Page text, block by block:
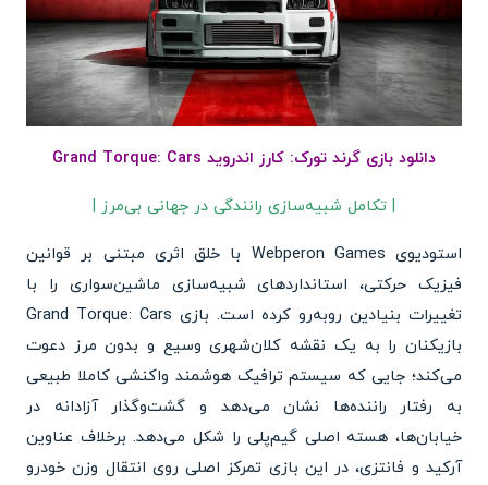
دانلود بازی گرند تورک: کارز اندروید Grand Torque: Cars
| تکامل شبیه‌سازی رانندگی در جهانی بی‌مرز |
استودیوی Webperon Games با خلق اثری مبتنی بر قوانین
فیزیک حرکتی، استانداردهای شبیه‌سازی ماشین‌سواری را با
تغییرات بنیادین روبه‌رو کرده است. بازی Grand Torque: Cars
بازیکنان را به یک نقشه کلان‌شهری وسیع و بدون مرز دعوت
می‌کند؛ جایی که سیستم ترافیک هوشمند واکنشی کاملا طبیعی
به رفتار راننده‌ها نشان می‌دهد و گشت‌وگذار آزادانه در
خیابان‌ها، هسته اصلی گیم‌پلی را شکل می‌دهد. برخلاف عناوین
آرکید و فانتزی، در این بازی تمرکز اصلی روی انتقال وزن خودرو